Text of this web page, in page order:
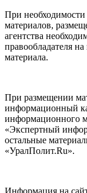
При необходимости
материалов,
агентства
правообладателя
материала.
При размещении
информационный
информационного
«Экспертный
остальные
«УралПолит.Ru».
Информация на